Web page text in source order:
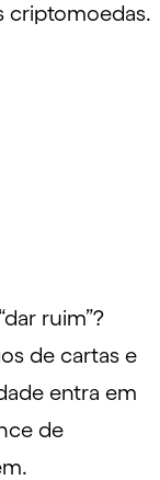
criptomoedas.
ruim”?
de cartas e
entra em
de